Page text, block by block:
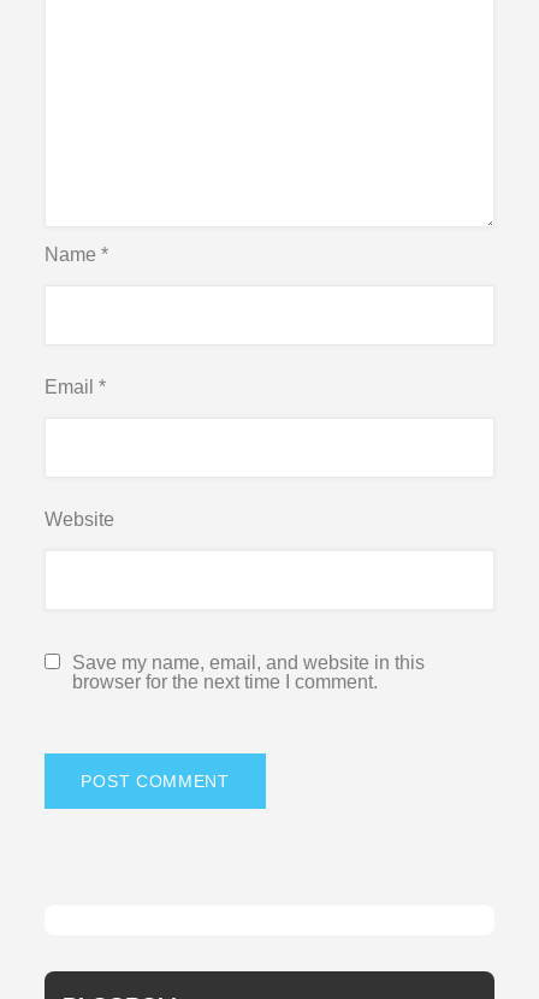
Name*
Email*
Website
Save my name, email, and website in this
browser for the next time I comment.